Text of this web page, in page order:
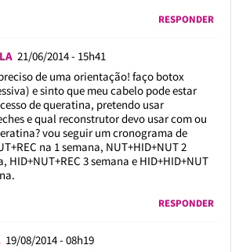
RESPONDER
21/06/2014 - 15h41
de uma orientação! faço botox
e sinto que meu cabelo pode estar
de queratina, pretendo usar
e qual reconstrutor devo usar com ou
vou seguir um cronograma de
na 1 semana, NUT+HID+NUT 2
HID+NUT+REC 3 semana e HID+HID+NUT
RESPONDER
19/08/2014 - 08h19